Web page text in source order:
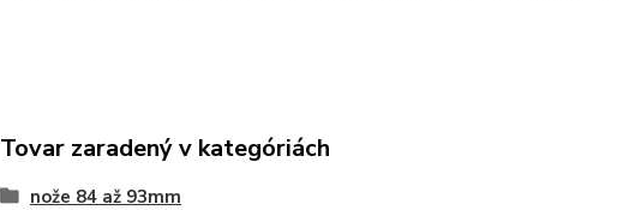
Tovar zaradený v kategóriách
nože 84 až 93mm